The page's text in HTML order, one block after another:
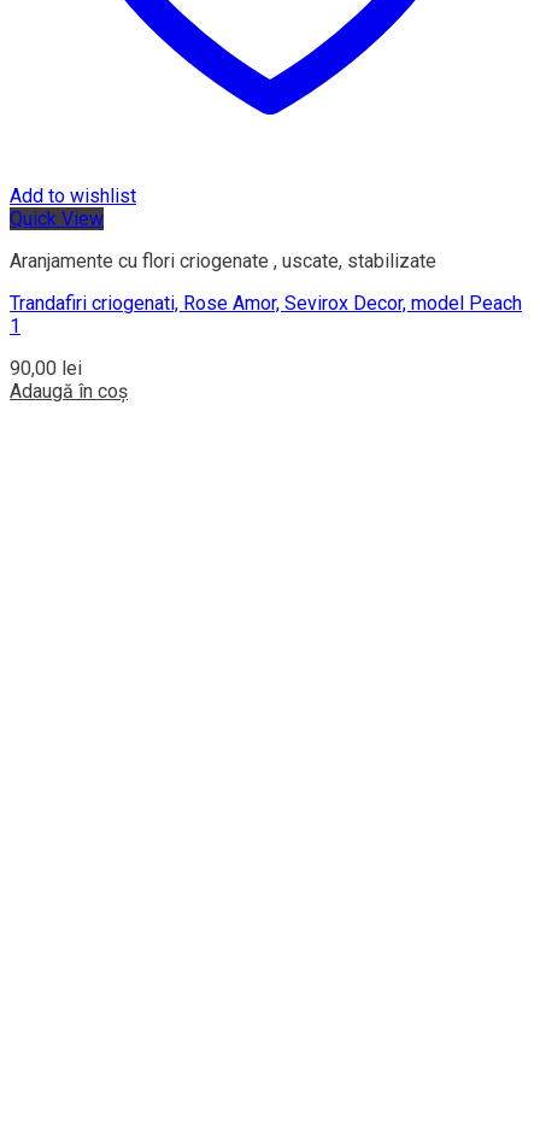
Add to wishlist
Quick View
Aranjamente cu flori criogenate , uscate, stabilizate
Trandafiri criogenati, Rose Amor, Sevirox Decor, model Peach
1
90,00 lei
Adaugă în coș